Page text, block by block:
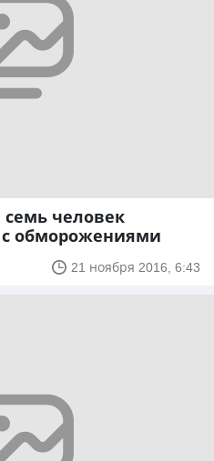
семь человек
обморожениями
21 ноября 2016, 6:43